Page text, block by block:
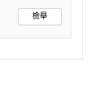
檢舉